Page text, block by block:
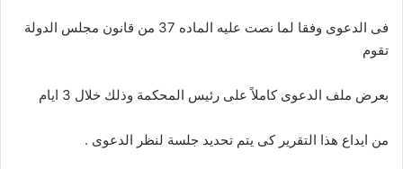
فى الدعوى وفقا لما نصت عليه الماده 37 من قانون مجلس الدولة
تقوم
بعرض ملف الدعوى كاملاً على رئيس المحكمة وذلك خلال 3 ايام
من ايداع هذا التقرير كى يتم تحديد جلسة لنظر الدعوى .